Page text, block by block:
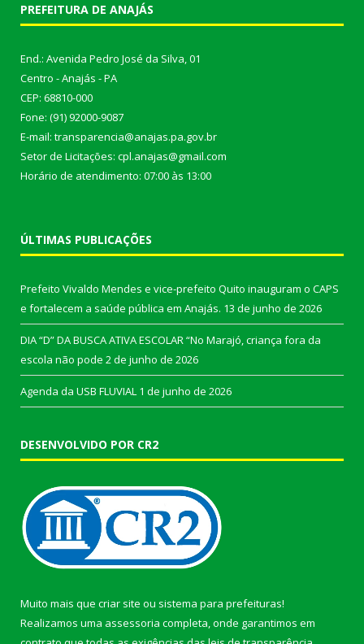
PREFEITURA DE ANAJÁS
End.: Avenida Pedro José da Silva, 01
Centro - Anajás - PA
CEP: 68810-000
Fone: (91) 92000-9087
E-mail: transparencia@anajas.pa.gov.br
Setor de Licitações: cpl.anajas@gmail.com
Horário de atendimento: 07:00 às 13:00
ÚLTIMAS PUBLICAÇÕES
Prefeito Vivaldo Mendes e vice-prefeito Quito inauguram o CAPS
e fortalecem a saúde pública em Anajás. 13 de junho de 2026
DIA “D” DA BUSCA ATIVA ESCOLAR “No Marajó, criança fora da
escola não pode 2 de junho de 2026
Agenda da USB FLUVIAL 1 de junho de 2026
DESENVOLVIDO POR CR2
Muito mais que criar site ou sistema para prefeituras!
Realizamos uma assessoria completa, onde garantimos em